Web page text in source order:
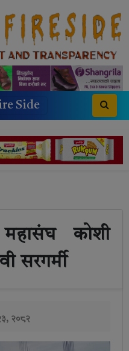
Side
महासंघ कोशी
सरगर्मी
२०८२